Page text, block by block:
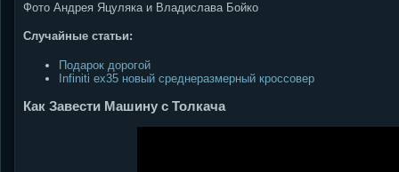
Фото Андрея Яцуляка и Владислава Бойко
Случайные статьи:
Подарок дорогой
Infiniti ex35 новый среднеразмерный кроссовер
Как Завести Машину с Толкача